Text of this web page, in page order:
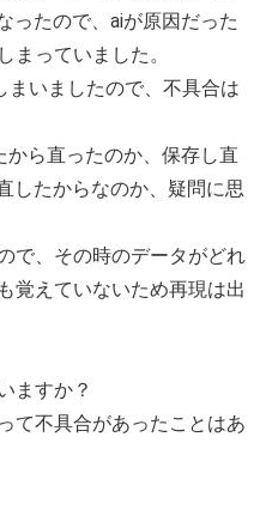
ったので、aiが原因だった
まっていました。
まいましたので、不具合は
から直ったのか、保存し直
したからなのか、疑問に思
で、その時のデータがどれ
覚えていないため再現は出
ますか？
て不具合があったことはあ